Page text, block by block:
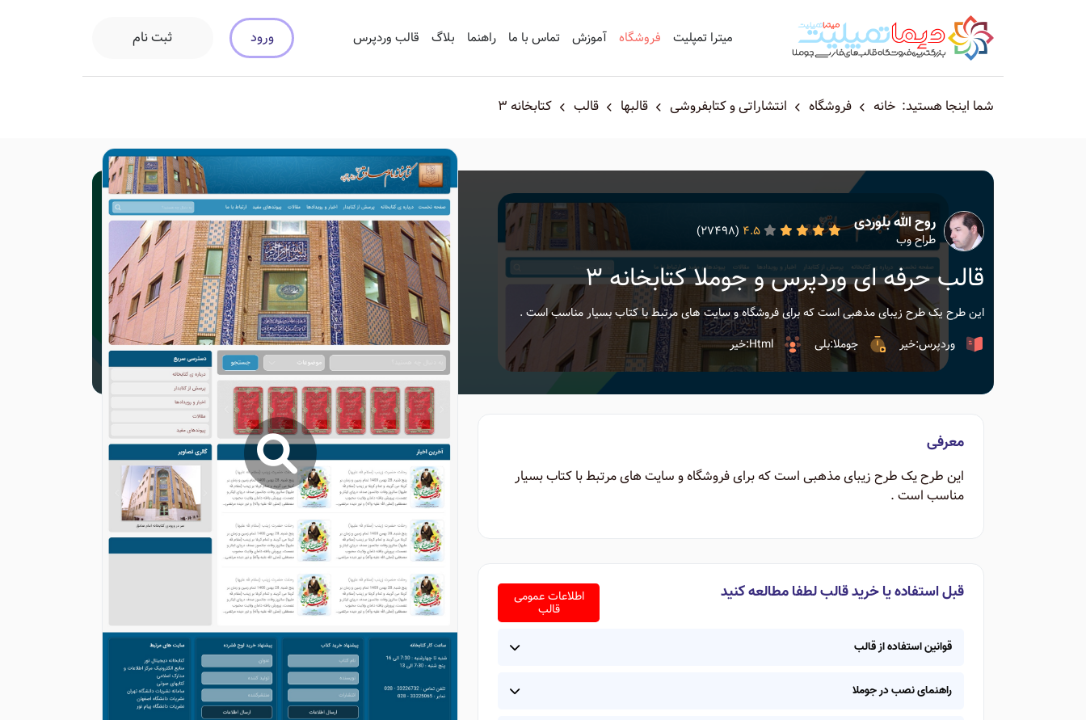
میترا تمپلیت فروشگاه آموزش تماس با ما راهنما بلاگ قالب وردپرس ورود ثبت نام
شما اینجا هستید: خانه فروشگاه انتشاراتی و کتابفروشی قالبها قالب کتابخانه ۳
روح الله بلوردی
طراح وب 4.5
(27498)
قالب حرفه ای وردپرس و جوملا کتابخانه ۳
این طرح یک طرح زیبای مذهبی است که برای فروشگاه و سایت های مرتبط با کتاب بسیار مناسب است .
وردپرس:خیر
جوملا:بلی Html:خیر
معرفی
این طرح یک طرح زیبای مذهبی است که برای فروشگاه و سایت های مرتبط با کتاب بسیار
مناسب است .
قبل استفاده یا خرید قالب لطفا مطالعه کنید اطلاعات عمومی
قالب
قوانین استفاده از قالب
راهنمای نصب در جوملا